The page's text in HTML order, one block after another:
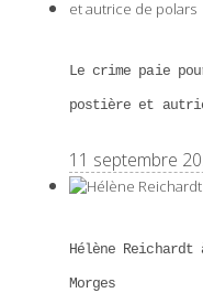
Le crime paie
postière et
11 septembre
Hélène
Morges